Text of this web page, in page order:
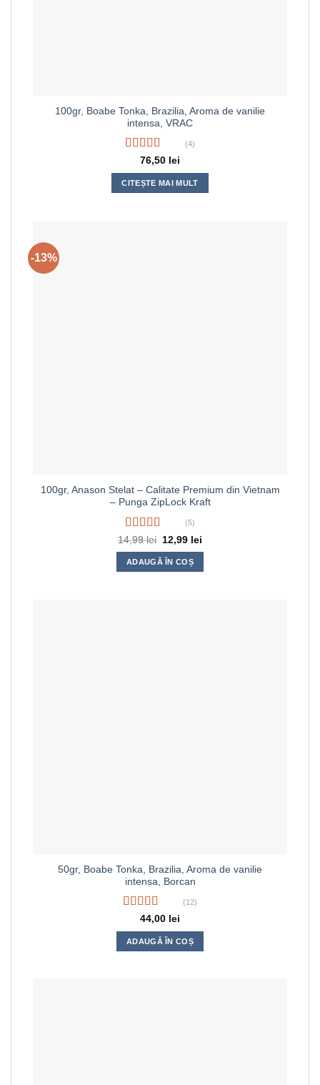
100gr, Boabe Tonka, Brazilia, Aroma de vanilie
intensa, VRAC
Evaluat la
5.00din 5
(4)
76,50 lei
CITEȘTE MAI MULT
-13%
100gr, Anason Stelat – Calitate Premium din Vietnam
– Punga ZipLock Kraft
Evaluat la
4.20din 5
(5)
14,99lei
Prețul
inițial
a
fost:
12,99 lei
ADAUGĂ ÎN COȘ
50gr, Boabe Tonka, Brazilia, Aroma de vanilie
intensa, Borcan
Evaluat la
4.50din 5
(12)
44,00 lei
ADAUGĂ ÎN COȘ